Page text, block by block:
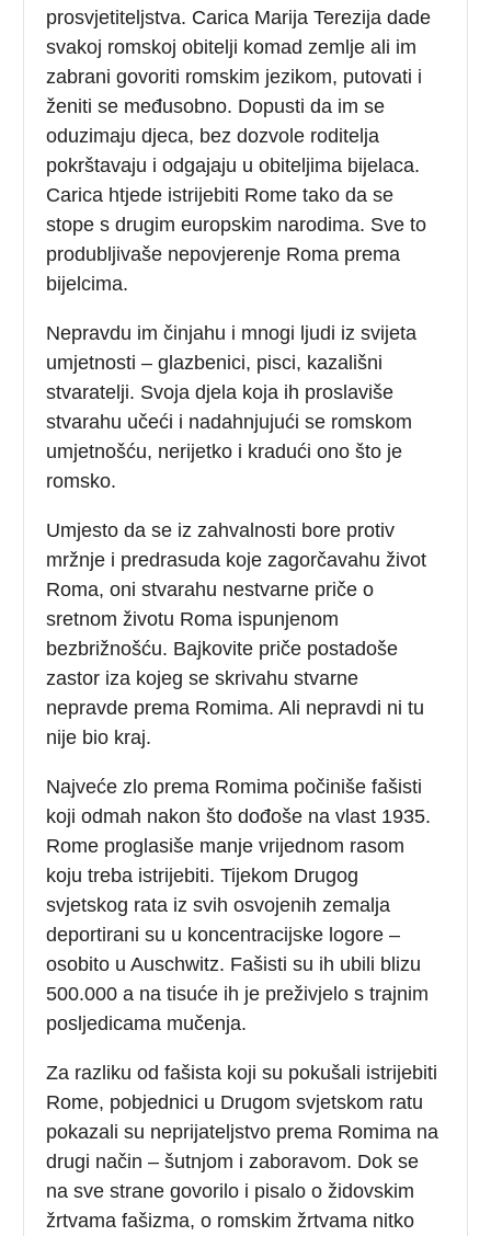
prosvjetiteljstva. Carica Marija Terezija dade
svakoj romskoj obitelji komad zemlje ali im
zabrani govoriti romskim jezikom, putovati i
ženiti se međusobno. Dopusti da im se
oduzimaju djeca, bez dozvole roditelja
pokrštavaju i odgajaju u obiteljima bijelaca.
Carica htjede istrijebiti Rome tako da se
stope s drugim europskim narodima. Sve to
produbljivaše nepovjerenje Roma prema
bijelcima.
Nepravdu im činjahu i mnogi ljudi iz svijeta
umjetnosti – glazbenici, pisci, kazališni
stvaratelji. Svoja djela koja ih proslaviše
stvarahu učeći i nadahnjujući se romskom
umjetnošću, nerijetko i kradući ono što je
romsko.
Umjesto da se iz zahvalnosti bore protiv
mržnje i predrasuda koje zagorčavahu život
Roma, oni stvarahu nestvarne priče o
sretnom životu Roma ispunjenom
bezbrižnošću. Bajkovite priče postadoše
zastor iza kojeg se skrivahu stvarne
nepravde prema Romima. Ali nepravdi ni tu
nije bio kraj.
Najveće zlo prema Romima počiniše fašisti
koji odmah nakon što dođoše na vlast 1935.
Rome proglasiše manje vrijednom rasom
koju treba istrijebiti. Tijekom Drugog
svjetskog rata iz svih osvojenih zemalja
deportirani su u koncentracijske logore –
osobito u Auschwitz. Fašisti su ih ubili blizu
500.000 a na tisuće ih je preživjelo s trajnim
posljedicama mučenja.
Za razliku od fašista koji su pokušali istrijebiti
Rome, pobjednici u Drugom svjetskom ratu
pokazali su neprijateljstvo prema Romima na
drugi način – šutnjom i zaboravom. Dok se
na sve strane govorilo i pisalo o židovskim
žrtvama fašizma, o romskim žrtvama nitko